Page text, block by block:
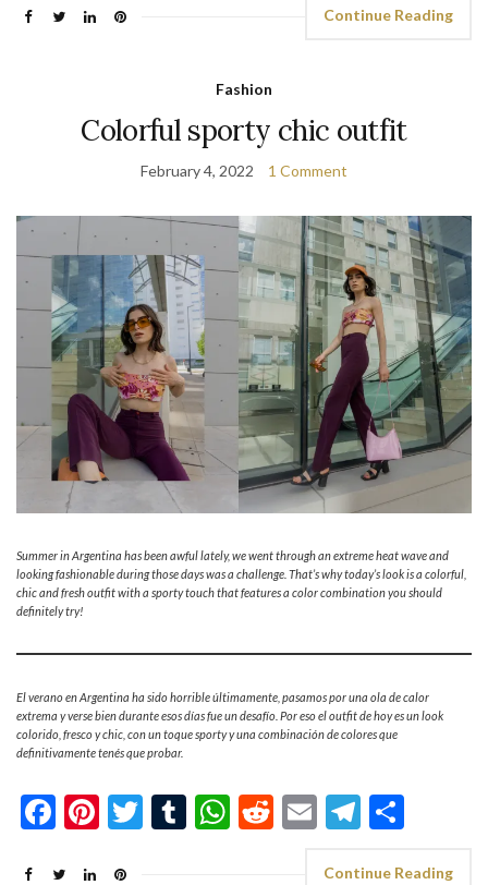
Continue Reading
Fashion
Colorful sporty chic outfit
February 4, 2022 1 Comment
Summer in Argentina has been awful lately, we went through an extreme heat wave and
looking fashionable during those days was a challenge. That’s why today’s look is a colorful,
chic and fresh outfit with a sporty touch that features a color combination you should
definitely try!
El verano en Argentina ha sido horrible últimamente, pasamos por una ola de calor
extrema y verse bien durante esos días fue un desafío. Por eso el outfit de hoy es un look
colorido, fresco y chic, con un toque sporty y una combinación de colores que
definitivamente tenés que probar.
Facebook
Pinterest
Twitter
Tumblr
WhatsApp
Reddit
Email
Continue Reading